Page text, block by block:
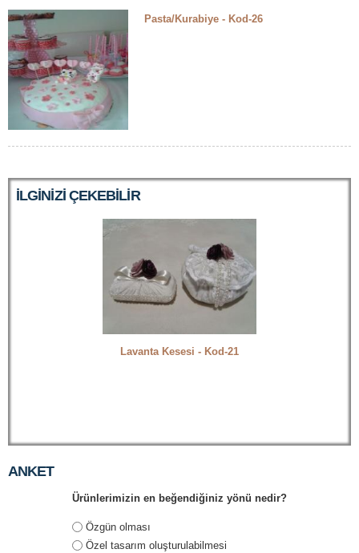
Pasta/Kurabiye - Kod-26
ILGINIZI ÇEKEBILIR
Lavanta Kesesi - Kod-21
ANKET
Ürünlerimizin en beğendiğiniz yönü nedir?
Seçenekler
Özgün olması
Özel tasarım oluşturulabilmesi